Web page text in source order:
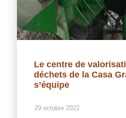
Le centre de
déchets de la Casa
s’équipe
29 octobre 2022